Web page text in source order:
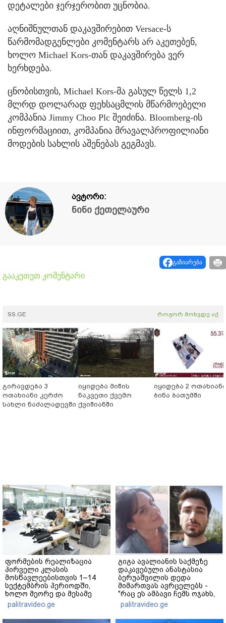
დეტალები ჯერჯერობით უცნობია.
აღნიშნულთან დაკავშირებით Versace-ს
წარმომადგენლები კომენტარს არ აკეთებენ,
ხოლო Michael Kors-თან დაკავშირება ვერ
ხერხდება.
ცნობისთვის, Michael Kors-მა გასულ წელს 1,2
მლრდ დოლარად ფეხსაცმლის მწარმოებელი
კომპანია Jimmy Choo Plc შეიძინა. Bloomberg-ის
ინფორმაციით, კომპანია მრავალპროფილიანი
მოდების სახლის აშენებას გეგმავს.
ავტორი:
ნინი ქეთელაური
გაზიარება
გააკეთეთ კომენტარი
SS.GE როგორ მოხვდე აქ
გირავდება 3
ოთახიანი კერძო
სახლი ნაძალადევში
იყიდება მიწის
ნაკვეთი ქვემო
ქვიშიანში
იყიდება 2 ოთახიანი
ბინა ბათუმში
ფორმების რეალიზაცია
პირველი კლასის
მოსწავლეებისთვის 1–14
სექტემბრის პერიოდში,
ხოლო მეორე და მესამე
ეტაპებზე...
palitravideo.ge
გიგა ავალიანის საქმეზე
დაკავებული ანასტასია
ბერუაშვილის დედა
მიმართვას ავრცელებს -
"რაც ეს ამბავი ჩემს ოჯახს,
ჩემს ანასტასიას გადახდა
თავს, მის მერე მე მე არ
ვარ"
palitravideo.ge